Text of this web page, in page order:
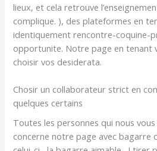
lieux, et cela retrouve
complique. ), des plateformes en
identiquement rencontre-coquine-
opportunite. Notre page en tenant
choisir vos desiderata.
Chosir un collaborateur strict en
quelques certains
Toutes les personnes qui nous
concerne notre page avec bagarre